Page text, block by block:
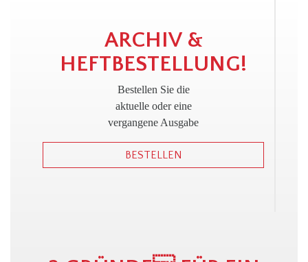
!
ARCHIV &
HEFTBESTELLUNG!
Bestellen Sie die
aktuelle oder eine
vergangene Ausgabe
BESTELLEN